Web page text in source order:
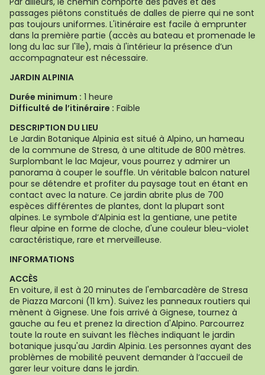
passages piétons constitués de dalles de pierre qui ne sont
pas toujours uniformes. L'itinéraire est facile à emprunter
dans la première partie (accès au bateau et promenade le
long du lac sur l'île), mais à l'intérieur la présence d’un
accompagnateur est nécessaire.
JARDIN ALPINIA
Durée minimum : 1 heure
Difficulté de l’itinéraire : Faible
DESCRIPTION DU LIEU
Le Jardin Botanique Alpinia est situé à Alpino, un hameau
de la commune de Stresa, à une altitude de 800 mètres.
Surplombant le lac Majeur, vous pourrez y admirer un
panorama à couper le souffle. Un véritable balcon naturel
pour se détendre et profiter du paysage tout en étant en
contact avec la nature. Ce jardin abrite plus de 700
espèces différentes de plantes, dont la plupart sont
alpines. Le symbole d’Alpinia est la gentiane, une petite
fleur alpine en forme de cloche, d'une couleur bleu-violet
caractéristique, rare et merveilleuse.
INFORMATIONS
ACCÈS
En voiture, il est à 20 minutes de l'embarcadère de Stresa
de Piazza Marconi (11 km). Suivez les panneaux routiers qui
mènent à Gignese. Une fois arrivé à Gignese, tournez à
gauche au feu et prenez la direction d'Alpino. Parcourrez
toute la route en suivant les flèches indiquant le jardin
botanique jusqu'au Jardin Alpinia. Les personnes ayant des
problèmes de mobilité peuvent demander à l’accueil de
garer leur voiture dans le jardin.